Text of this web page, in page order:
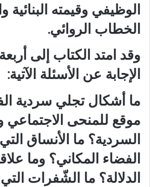
الوظيفي وقيمته البنائية
الخطاب الروائي.
وقد امتد الكتاب إلى
الإجابة عن الأسئلة الآتية:
ما أشكال تجلي سردية
موقع للمنحى الاجتماعي
السردية؟ ما الأنساق
الفضاء المكاني؟ وما
الدلالة؟ ما الشّفرات